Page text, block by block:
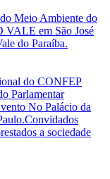
Meio Ambiente do
VALE em São José
do Paraíba.
do CONFEP
Parlamentar
No Palácio da
a sociedade